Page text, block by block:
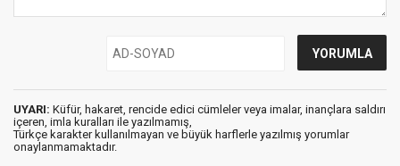
UYARI: Küfür, hakaret, rencide edici cümleler veya imalar, inançlara saldırı
içeren, imla kuralları ile yazılmamış,
Türkçe karakter kullanılmayan ve büyük harflerle yazılmış yorumlar
onaylanmamaktadır.